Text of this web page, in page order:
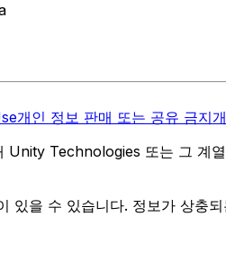
개인 정보 판매 또는 공유 금지
Technologies 또는 그 계
있을 수 있습니다. 정보가 상충